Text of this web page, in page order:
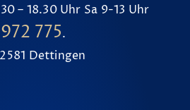
– 18.30 Uhr Sa 9-13 Uhr
775.
Dettingen